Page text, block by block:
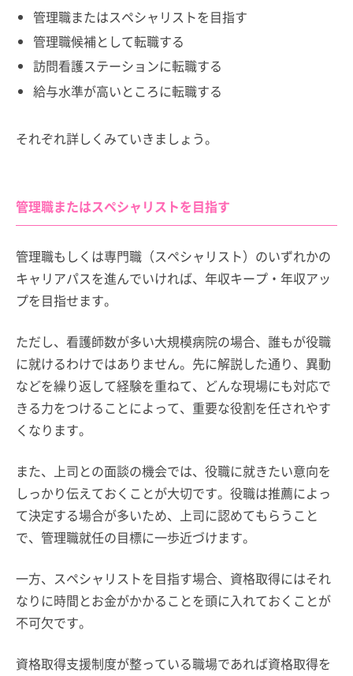
管理職またはスペシャリストを目指す
管理職候補として転職する
訪問看護ステーションに転職する
給与水準が高いところに転職する
それぞれ詳しくみていきましょう。
管理職またはスペシャリストを目指す
管理職もしくは専門職（スペシャリスト）のいずれかの
キャリアパスを進んでいければ、年収キープ・年収アッ
プを目指せます。
ただし、看護師数が多い大規模病院の場合、誰もが役職
に就けるわけではありません。先に解説した通り、異動
などを繰り返して経験を重ねて、どんな現場にも対応で
きる力をつけることによって、重要な役割を任されやす
くなります。
また、上司との面談の機会では、役職に就きたい意向を
しっかり伝えておくことが大切です。役職は推薦によっ
て決定する場合が多いため、上司に認めてもらうこと
で、管理職就任の目標に一歩近づけます。
一方、スペシャリストを目指す場合、資格取得にはそれ
なりに時間とお金がかかることを頭に入れておくことが
不可欠です。
資格取得支援制度が整っている職場であれば資格取得を